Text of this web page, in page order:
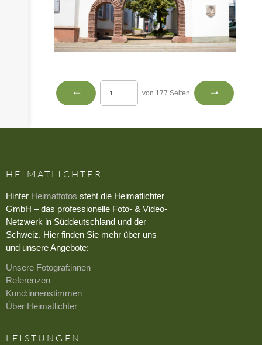
von 177 Seiten
HEIMATLICHTER
Hinter Heimatfotos steht die Heimatlichter
GmbH – das professionelle Foto- & Video-
Netzwerk in Süddeutschland und der
Schweiz. Hier finden Sie mehr über uns
und unsere Angebote:
Unsere Fotograf:innen
Referenzen
Kund:innenstimmen
Über Heimatlichter
LEISTUNGEN